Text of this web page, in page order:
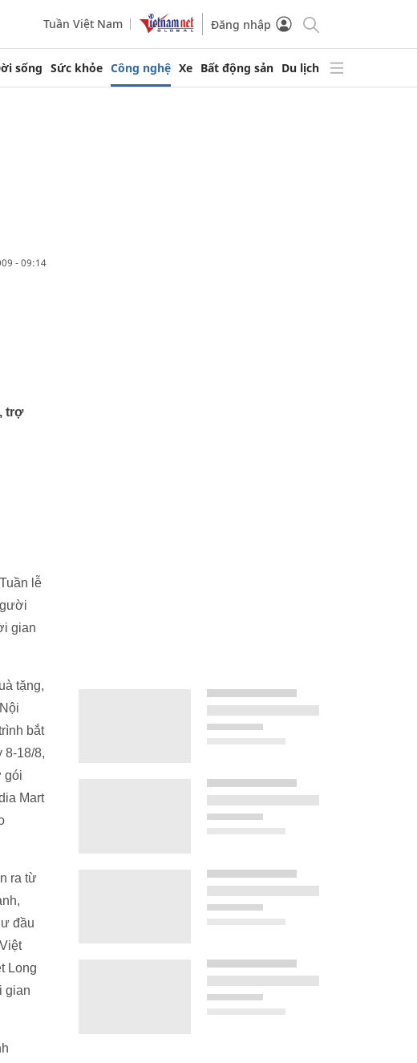
Tuần Việt Nam Đăng nhập
sống Sức khỏe Công nghệ Xe Bất động sản Du lịch
- 09:14
trợ
lễ
gian
tặng,
bắt
8-18/8,
gói
Mart
ra từ
đầu
Long
gian